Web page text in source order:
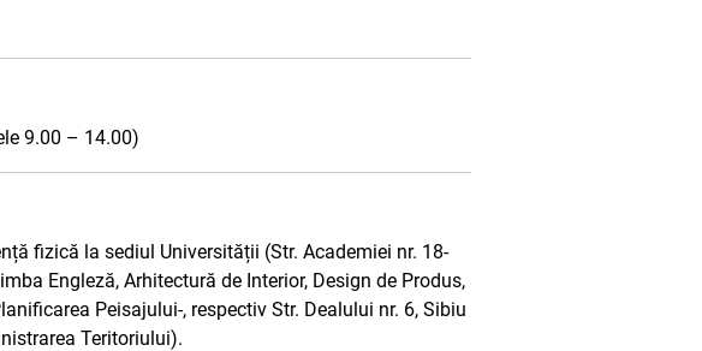
9.00 – 14.00)
fizică la sediul Universității (Str. Academiei nr. 18-
Engleză, Arhitectură de Interior, Design de Produs,
Peisajului-, respectiv Str. Dealului nr. 6, Sibiu
Teritoriului).